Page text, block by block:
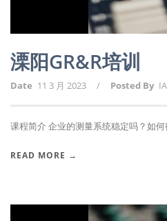
溧阳GR&R培训
Date 11 3 月 2023 / Posted By
课程简介 企业的测量系统稳定吗？如
READ MORE →